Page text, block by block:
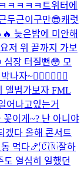
ㅋㅋㅋㅋ트위터에
두근이구만😎캐럿
늦은밤에 미안해
저 위 끝까지 가보
심장 터질뻔😳 모
나자~❤️‍🔥❤️‍🔥❤️‍🔥
앨범가보자 FML
어나고있는거
꽃이게~? 난 아니야
겠다 올해 콘서트
먹다🍤🇨🇳잘하
도 열심히 일했던